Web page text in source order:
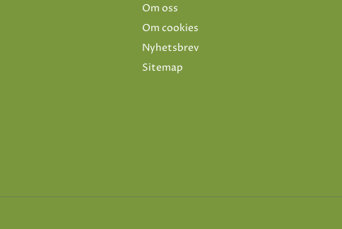
Om oss
Om cookies
Nyhetsbrev
Sitemap